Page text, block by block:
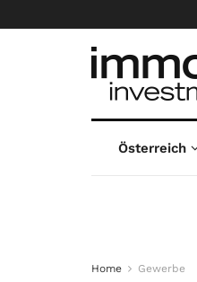
Österreich
Home Gewerbe